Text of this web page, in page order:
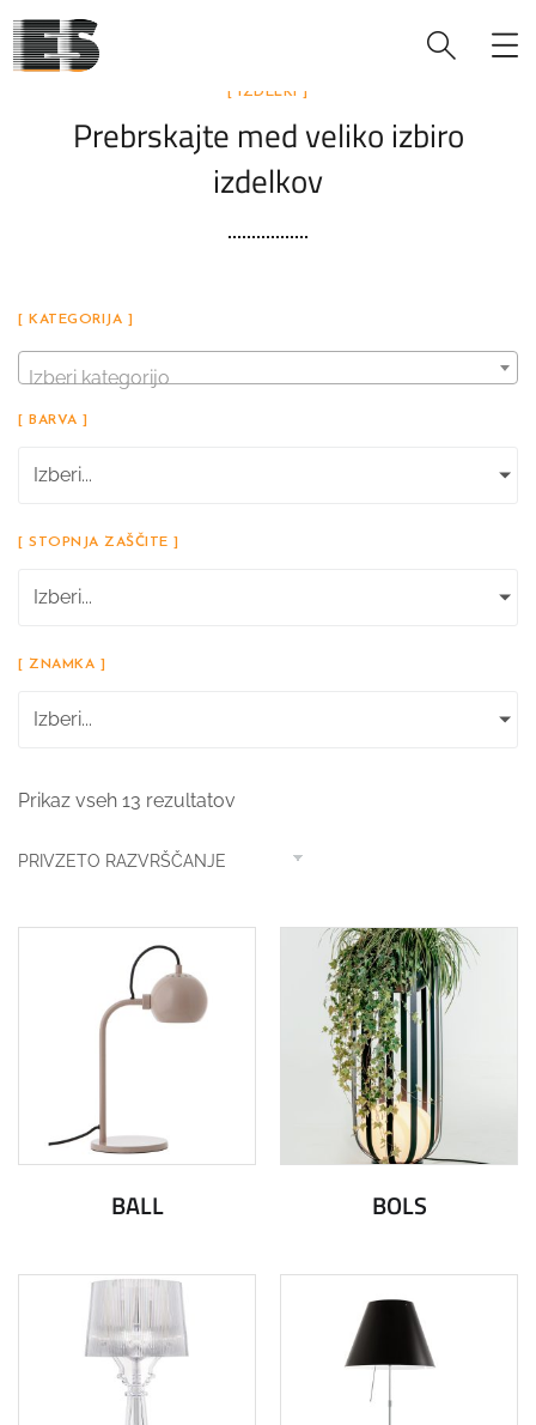
[ IZDELKI ]
Prebrskajte med veliko izbiro
izdelkov
[ KATEGORIJA ]
Izberi kategorijo
[ BARVA ]
Izberi...
[ STOPNJA ZAŠČITE ]
Izberi...
[ ZNAMKA ]
Izberi...
Prikaz vseh 13 rezultatov
BALL BOLS